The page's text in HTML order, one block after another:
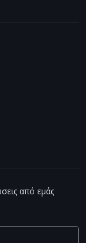
από εμάς